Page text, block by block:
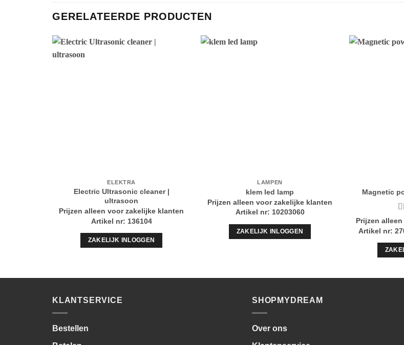
GERELATEERDE PRODUCTEN
ELEKTRA
Electric Ultrasonic cleaner |
ultrasoon
Prijzen alleen voor zakelijke klanten
Artikel nr: 136104
ZAKELIJK INLOGGEN
LAMPEN
klem led lamp
Prijzen alleen voor zakelijke klanten
Artikel nr: 10203060
ZAKELIJK INLOGGEN
Magnetic
5
Prijzen
Artikel nr:
KLANTSERVICE
Bestellen
SHOPMYDREAM
Over ons